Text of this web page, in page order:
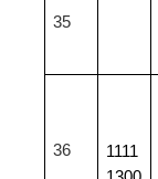
35
36
1111